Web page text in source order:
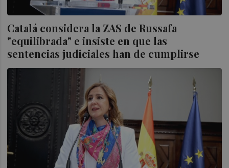
Catalá considera la ZAS de Russafa
"equilibrada" e insiste en que las
sentencias judiciales han de cumplirse